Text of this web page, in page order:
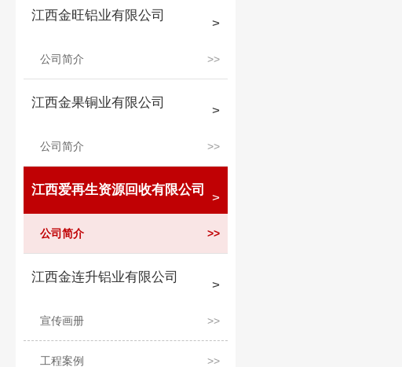
江西金旺铝业有限公司
公司简介
江西金果铜业有限公司
公司简介
江西爱再生资源回收有限公司
公司简介
江西金连升铝业有限公司
宣传画册
工程案例